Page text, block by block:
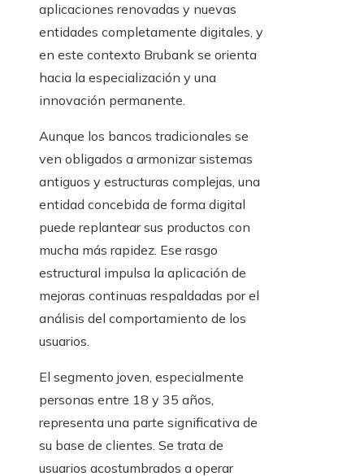
aplicaciones renovadas y nuevas
entidades completamente digitales, y
en este contexto Brubank se orienta
hacia la especialización y una
innovación permanente.
Aunque los bancos tradicionales se
ven obligados a armonizar sistemas
antiguos y estructuras complejas, una
entidad concebida de forma digital
puede replantear sus productos con
mucha más rapidez. Ese rasgo
estructural impulsa la aplicación de
mejoras continuas respaldadas por el
análisis del comportamiento de los
usuarios.
El segmento joven, especialmente
personas entre 18 y 35 años,
representa una parte significativa de
su base de clientes. Se trata de
usuarios acostumbrados a operar